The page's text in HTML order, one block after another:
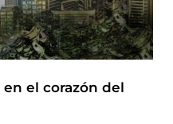
el corazón del